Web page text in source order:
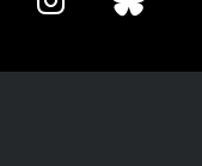
Instagram